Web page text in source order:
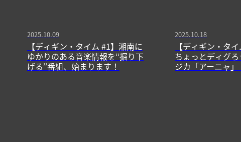
2025.10.09
【ディギン・タイム #1】湘南に
ゆかりのある音楽情報を‘‘掘り下
げる’’番組、始まります！
2025.10.18
【ディギン・タイ
ちょっとディグ
ジカ「アーニャ